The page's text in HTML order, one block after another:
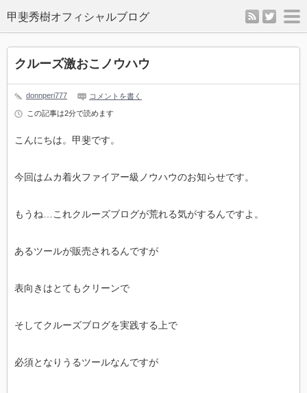
rss twitter
クルーズ激おこノウハウ
donnperi777 コメントを書く
この記事は2分で読めます
こんにちは。甲斐です。
今回はムカ着火ファイアー級ノウハウのお知らせです。
もうね…これクルーズブログが荒れる気がするんですよ。
あるツールが販売されるんですが
表向きはとてもクリーンで
そしてクルーズブログを実践する上で
必須となりうるツールなんですが